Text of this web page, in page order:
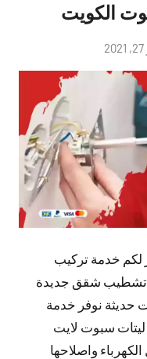
توجد
لكم خدمة تركيب
تشطيب شقق جديدة
نوفر خدمة
ليتات سبوت لايت
واصلاحها